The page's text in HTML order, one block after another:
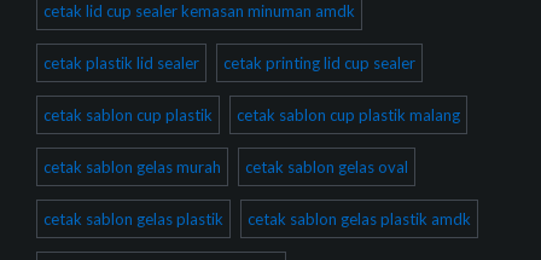
cetak lid cup sealer kemasan minuman amdk
cetak plastik lid sealer cetak printing lid cup sealer
cetak sablon cup plastik cetak sablon cup plastik malang
cetak sablon gelas murah cetak sablon gelas oval
cetak sablon gelas plastik cetak sablon gelas plastik amdk